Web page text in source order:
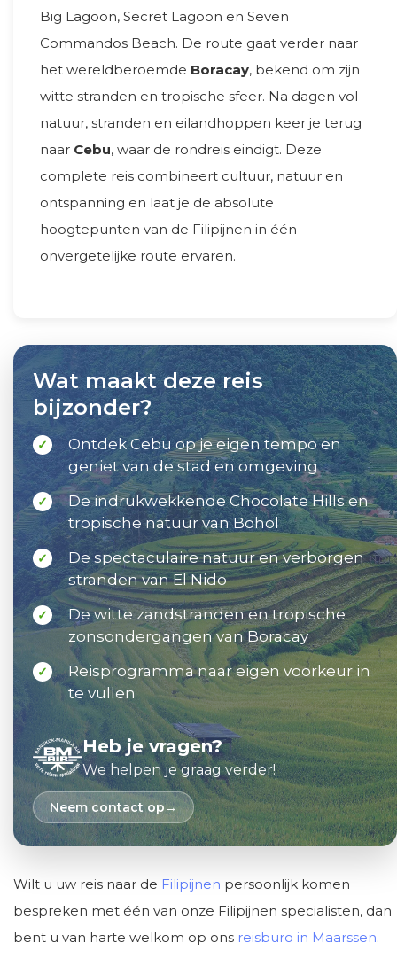
Big Lagoon, Secret Lagoon en Seven
Commandos Beach. De route gaat verder naar
het wereldberoemde Boracay, bekend om zijn
witte stranden en tropische sfeer. Na dagen vol
natuur, stranden en eilandhoppen keer je terug
naar Cebu, waar de rondreis eindigt. Deze
complete reis combineert cultuur, natuur en
ontspanning en laat je de absolute
hoogtepunten van de Filipijnen in één
onvergetelijke route ervaren.
Wat maakt deze reis
bijzonder?
✓
Ontdek Cebu op je eigen tempo en
geniet van de stad en omgeving
✓
De indrukwekkende Chocolate Hills en
tropische natuur van Bohol
✓
De spectaculaire natuur en verborgen
stranden van El Nido
✓
De witte zandstranden en tropische
zonsondergangen van Boracay
✓
Reisprogramma naar eigen voorkeur in
te vullen
Heb je vragen?
We helpen je graag verder!
Neem contact op
Wilt u uw reis naar de Filipijnen persoonlijk komen
bespreken met één van onze Filipijnen specialisten, dan
bent u van harte welkom op ons reisburo in Maarssen.